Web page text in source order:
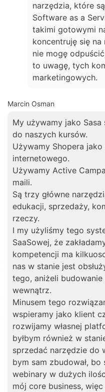
narzędzia, które
Software as a
takimi gotowymi
koncentruję się
nie mogę
to uwagę, tych
marketingowych.
Marcin Osman
My używamy jako Sasa
do naszych kursów.
Używamy Shopera
internetowego.
Używamy Active
maili.
Są trzy główne
edukacji, sprzedaży,
rzeczy.
I my użyliśmy tego
SaaSowej, że
kompetencji ma
nas w stanie jest
tego, aniżeli
wewnątrz.
Minusem tego
wspieramy jako klient
rozwijamy własnej
byłbym również w
sprzedać narzędzie do
bym sam zbudował,
webinary w dużych
mój core business,